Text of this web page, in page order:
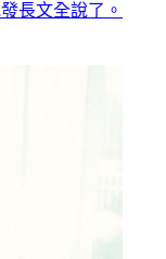
長文全說了。